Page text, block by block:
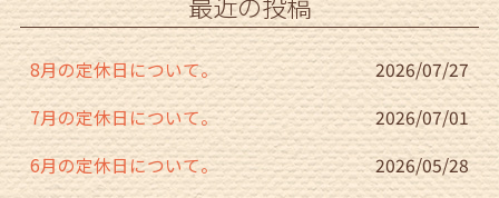
o
k
8月の定休日について。
2026/07/27
7月の定休日について。
2026/07/01
6月の定休日について。
2026/05/28